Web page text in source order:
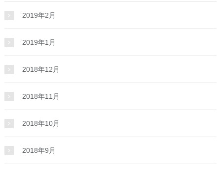
2019年2月
2019年1月
2018年12月
2018年11月
2018年10月
2018年9月